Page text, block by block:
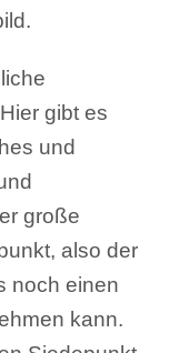
gibt es
und
große
also der
noch einen
kann.